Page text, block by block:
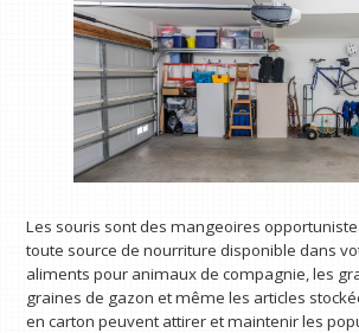
Les souris sont des mangeoires
toute source de nourriture disponible dans
aliments pour animaux de compagnie, les
graines de gazon et même les articles
en carton peuvent attirer et maintenir les